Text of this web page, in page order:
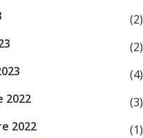
(2)
(2)
(4)
2022
(3)
2022
(1)